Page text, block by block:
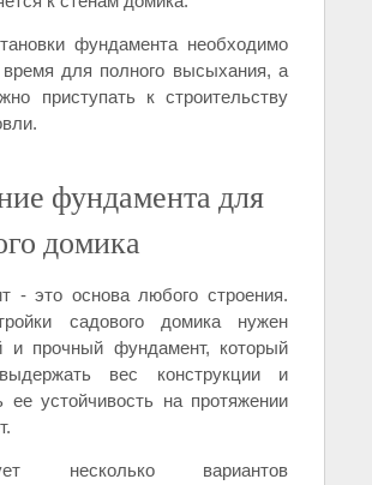
фундамента необходимо
для полного высыхания, а
приступать к строительству
фундамента для
домика
- это основа любого строения.
садового домика нужен
и прочный фундамент, который
вес конструкции и
ее устойчивость на протяжении
несколько вариантов